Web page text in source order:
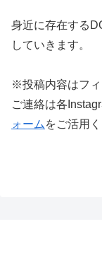
身近に存在する
していきます。
※投稿内容はフィ
ご連絡は各
ォーム をご活用く